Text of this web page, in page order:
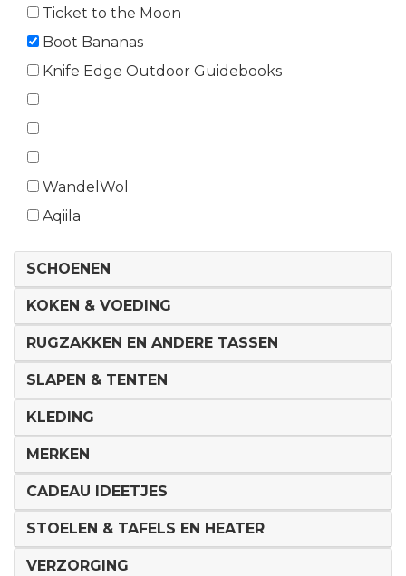
Ticket to the Moon
Boot Bananas
Knife Edge Outdoor Guidebooks
WandelWol
Aqiila
SCHOENEN
KOKEN & VOEDING
RUGZAKKEN EN ANDERE TASSEN
SLAPEN & TENTEN
KLEDING
MERKEN
CADEAU IDEETJES
STOELEN & TAFELS EN HEATER
VERZORGING